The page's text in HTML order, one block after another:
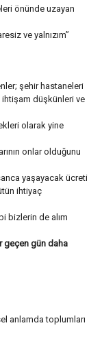
önünde uzayan
ve yalnızım”
şehir hastaneleri
ihtişam düşkünleri ve
olarak yine
onlar olduğunu
yaşayacak ücreti
ihtiyaç
bizlerin de alım
geçen gün daha
anlamda toplumları